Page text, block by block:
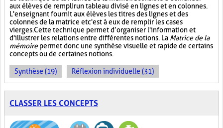
aux élèves de remplir un tableau divisé en lignes et en colonnes.
L'enseignant fournit aux élèves les titres des lignes et des
colonnes de la matrice et c'est à eux de remplir les cases
vierges. Cette technique permet d’organiser l'information et
d'illustrer les relations entre différentes notions. La Matrice de la
mémoirepermet donc une synthèse visuelle et rapide de certains
concepts ou de certaines notions.
Synthèse (19) Réflexion individuelle (31)
CLASSER LES CONCEPTS